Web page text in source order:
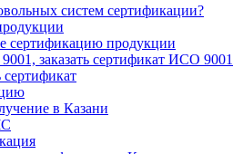
систем сертификации?
сертификацию продукции
заказать сертификат ИСО 9001
в Казани